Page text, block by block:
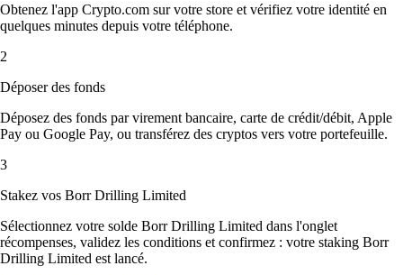
Obtenez l'app Crypto.com sur votre store et vérifiez votre identité en
quelques minutes depuis votre téléphone.
2
Déposer des fonds
Déposez des fonds par virement bancaire, carte de crédit/débit, Apple
Pay ou Google Pay, ou transférez des cryptos vers votre portefeuille.
3
Stakez vos Borr Drilling Limited
Sélectionnez votre solde Borr Drilling Limited dans l'onglet
récompenses, validez les conditions et confirmez : votre staking Borr
Drilling Limited est lancé.